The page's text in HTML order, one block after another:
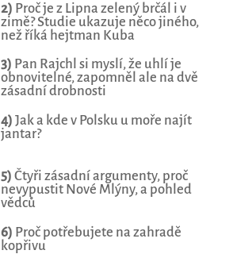
2) Proč je z Lipna zelený brčál i v
zimě? Studie ukazuje něco jiného,
než říká hejtman Kuba
3) Pan Rajchl si myslí, že uhlí je
obnovitelné, zapomněl ale na dvě
zásadní drobnosti
4) Jak a kde v Polsku u moře najít
jantar?
5) Čtyři zásadní argumenty, proč
nevypustit Nové Mlýny, a pohled
vědců
6) Proč potřebujete na zahradě
kopřivu